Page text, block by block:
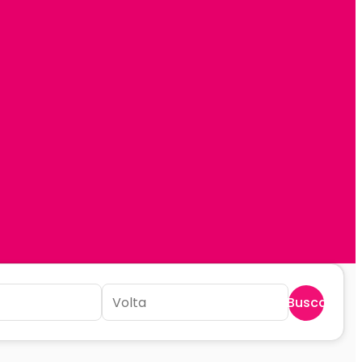
Buscar